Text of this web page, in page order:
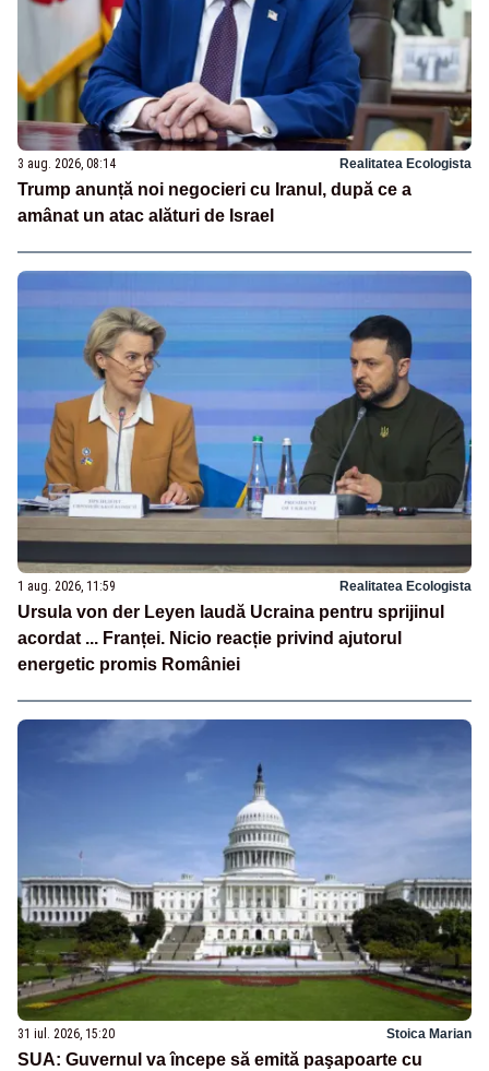
3 aug. 2026, 08:14 Realitatea Ecologista
Trump anunță noi negocieri cu Iranul, după ce a
amânat un atac alături de Israel
1 aug. 2026, 11:59 Realitatea Ecologista
Ursula von der Leyen laudă Ucraina pentru sprijinul
acordat ... Franței. Nicio reacție privind ajutorul
energetic promis României
31 iul. 2026, 15:20 Stoica Marian
SUA: Guvernul va începe să emită paşapoarte cu